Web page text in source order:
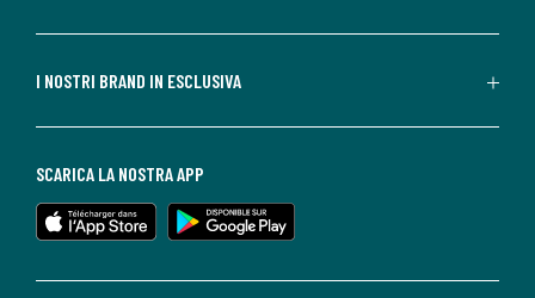
I NOSTRI BRAND IN ESCLUSIVA
SCARICA LA NOSTRA APP